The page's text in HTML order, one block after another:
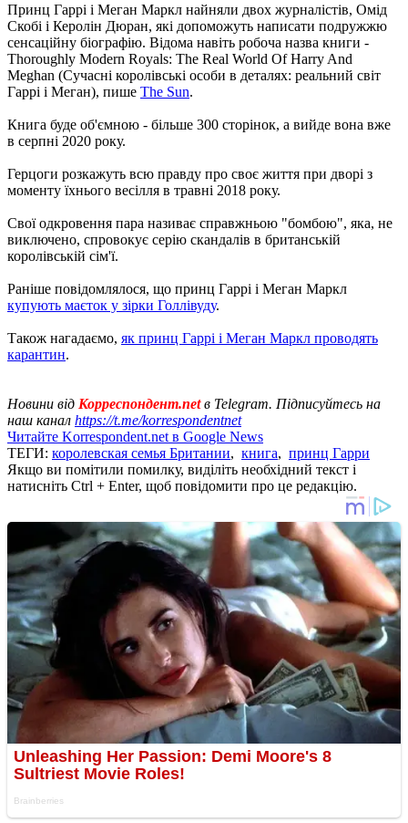
Принц Гаррі і Меган Маркл найняли двох журналістів, Омід
Скобі і Керолін Дюран, які допоможуть написати подружжю
сенсаційну біографію. Відома навіть робоча назва книги -
Thoroughly Modern Royals: The Real World Of Harry And
Meghan (Сучасні королівські особи в деталях: реальний світ
Гаррі і Меган), пише The Sun.
Книга буде об'ємною - більше 300 сторінок, а вийде вона вже
в серпні 2020 року.
Герцоги розкажуть всю правду про своє життя при дворі з
моменту їхнього весілля в травні 2018 року.
Свої одкровення пара називає справжньою "бомбою", яка, не
виключено, спровокує серію скандалів в британській
королівській сім'ї.
Раніше повідомлялося, що принц Гаррі і Меган Маркл
купують маєток у зірки Голлівуду.
Також нагадаємо, як принц Гаррі і Меган Маркл проводять
карантин.
Новини від Корреспондент.netв Telegram. Підписуйтесь на
наш канал https://t.me/korrespondentnet
Читайте Korrespondent.net в Google News
ТЕГИ: королевская семья Британии, книга, принц Гарри
Якщо ви помітили помилку, виділіть необхідний текст і
натисніть Ctrl + Enter, щоб повідомити про це редакцію.